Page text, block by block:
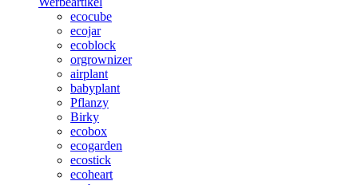
ecocube
ecojar
ecoblock
orgrownizer
airplant
babyplant
Pflanzy
Birky
ecobox
ecogarden
ecostick
ecoheart